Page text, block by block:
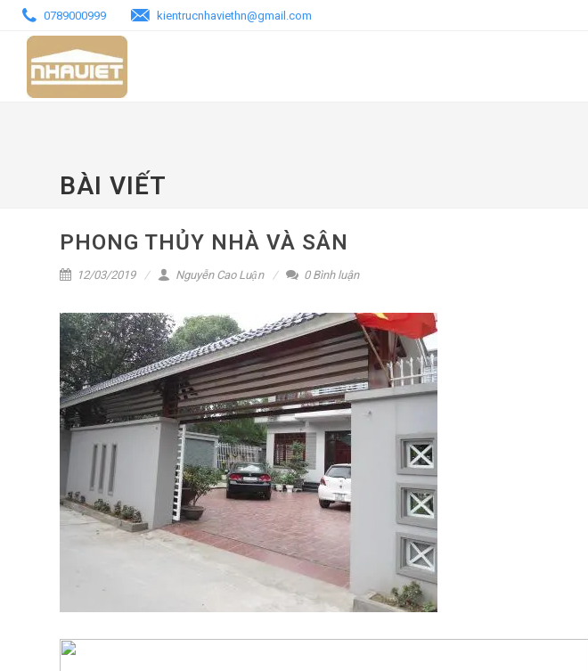
0789000999 kientrucnhaviethn@gmail.com
BÀI VIẾT
PHONG THỦY NHÀ VÀ SÂN
12/03/2019 Nguyễn Cao Luận 0 Bình luận